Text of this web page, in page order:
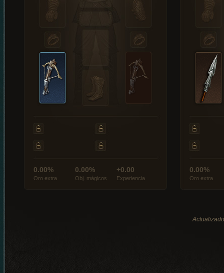
0.00%
Oro extra
0.00%
Obj. mágicos
+0.00
Experiencia
0.00%
Oro extra